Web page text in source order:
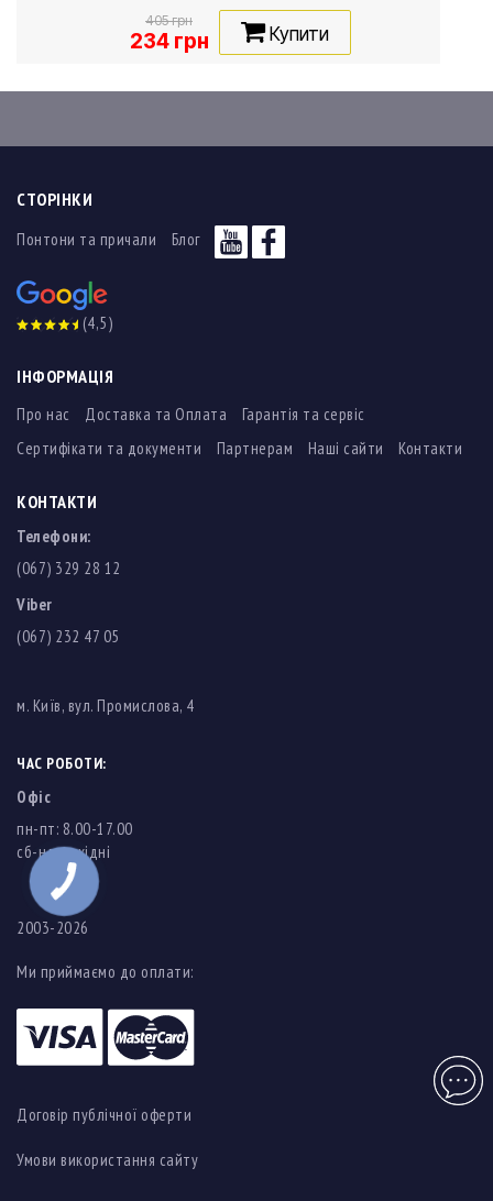
234 грн
405 грн
Купити
СТОРІНКИ
Понтони та причали Блог
(4,5)
ІНФОРМАЦІЯ
Про нас Доставка та Оплата
Гарантія та сервіс
Сертифікати та документи
Партнерам Наші сайти Контакти
КОНТАКТИ
Телефони:
(067) 329 28 12
Viber
(067) 232 47 05
м. Київ, вул. Промислова, 4
ЧАС РОБОТИ:
Офіс
пн-пт: 8.00-17.00
cб-нд: вихідні
2003-2026
Ми приймаємо до оплати:
Договір публічної оферти
Умови використання сайту
Чат